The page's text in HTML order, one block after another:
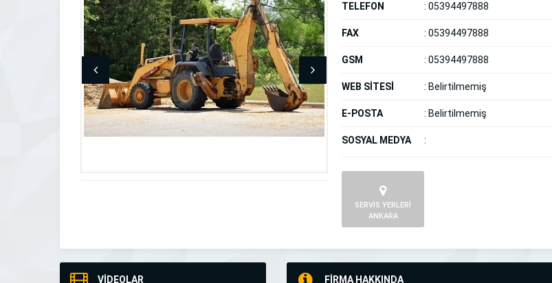
TELEFON : 05394497888
FAX : 05394497888
GSM : 05394497888
WEB SİTESİ : Belirtilmemiş
E-POSTA : Belirtilmemiş
SOSYAL MEDYA :
SERVİS YERLERİ
ANKARA
VİDEOLAR FİRMA HAKKINDA